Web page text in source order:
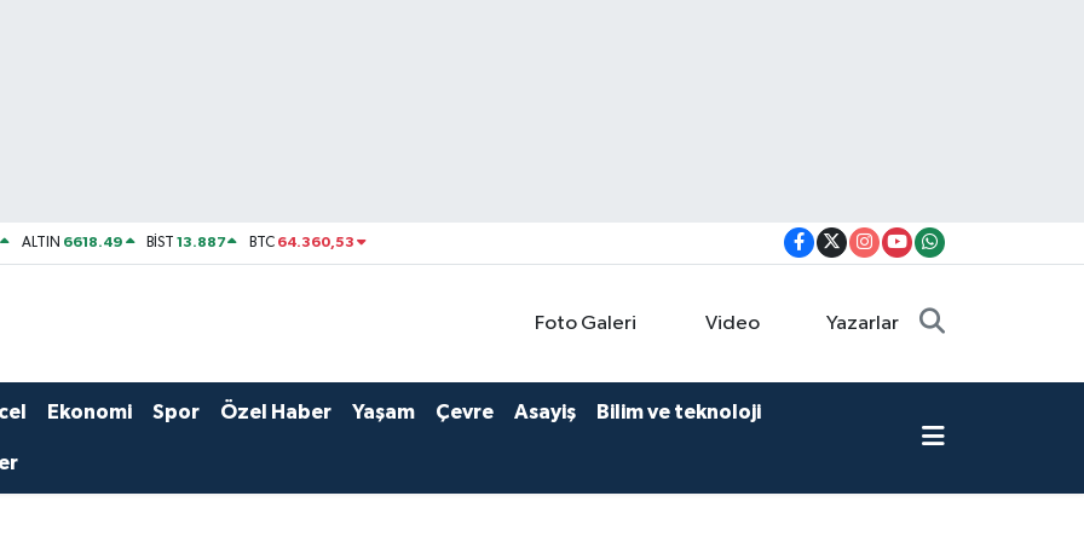
ALTIN 6618.49 BİST13.887 BTC 64.360,53
Foto Galeri Video Yazarlar
Ekonomi Spor Özel Haber Yaşam Çevre Asayiş Bilim ve teknoloji